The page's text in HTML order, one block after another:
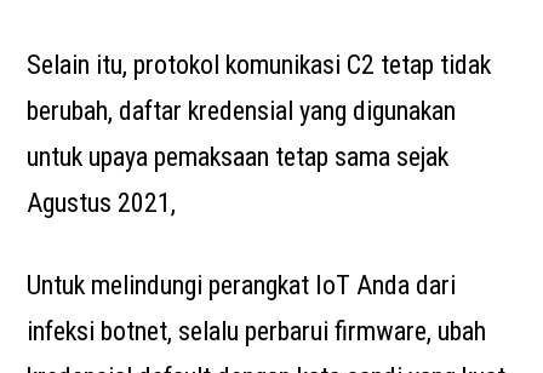
Selain itu, protokol komunikasi C2 tetap tidak
berubah, daftar kredensial yang digunakan
untuk upaya pemaksaan tetap sama sejak
Agustus 2021,
Untuk melindungi perangkat IoT Anda dari
infeksi botnet, selalu perbarui firmware, ubah